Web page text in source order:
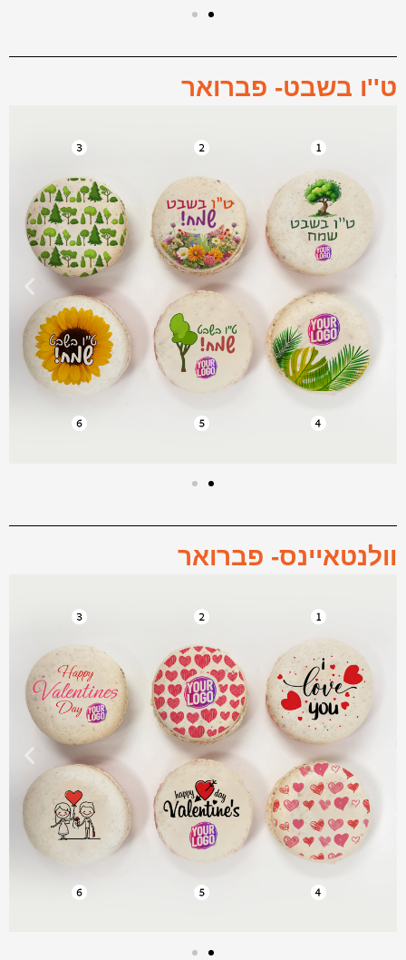
ט''ו בשבט- פברואר
וולנטאיינס- פברואר